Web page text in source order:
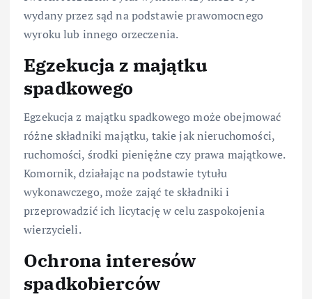
wydany przez sąd na podstawie prawomocnego
wyroku lub innego orzeczenia.
Egzekucja z majątku
spadkowego
Egzekucja z majątku spadkowego może obejmować
różne składniki majątku, takie jak nieruchomości,
ruchomości, środki pieniężne czy prawa majątkowe.
Komornik, działając na podstawie tytułu
wykonawczego, może zająć te składniki i
przeprowadzić ich licytację w celu zaspokojenia
wierzycieli.
Ochrona interesów
spadkobierców